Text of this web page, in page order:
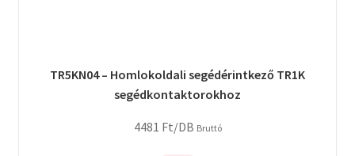
TR5KN04 – Homlokoldali segédérintkező TR1K
segédkontaktorokhoz
4481 Ft/DB Bruttó